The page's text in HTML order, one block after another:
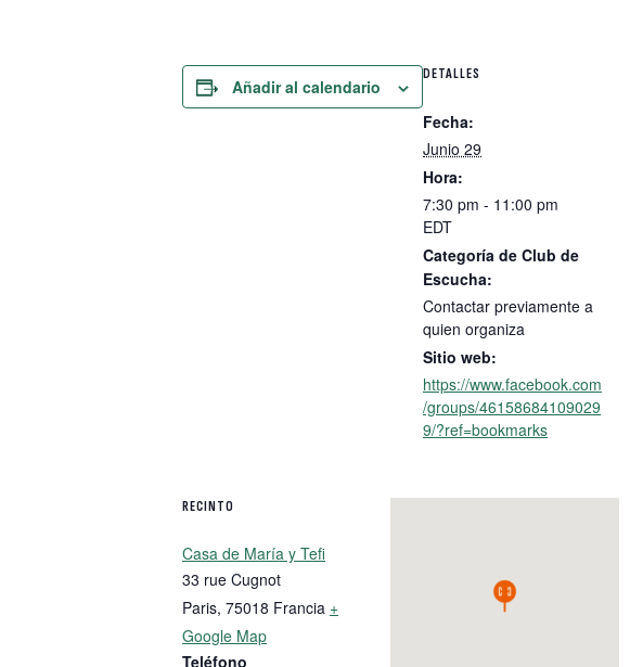
Añadir al calendario
DETALLES
Fecha:
Junio 29
Hora:
7:30 pm - 11:00 pm
EDT
Categoría de Club de
Escucha:
Contactar previamente a
quien organiza
Sitio web:
https://www.facebook.com
/groups/46158684109029
9/?ref=bookmarks
RECINTO
Casa de María y Tefi
33 rue Cugnot
Paris, 75018 Francia +
Google Map
Teléfono